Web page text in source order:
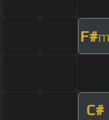
F#m
C#